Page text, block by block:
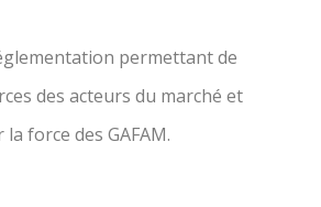
permettant de
des acteurs du marché et
force des GAFAM.